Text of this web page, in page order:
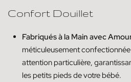
Confort Douillet
Fabriqués à la Main avec
méticuleusement
attention particulière,
les petits pieds de votre bébé.